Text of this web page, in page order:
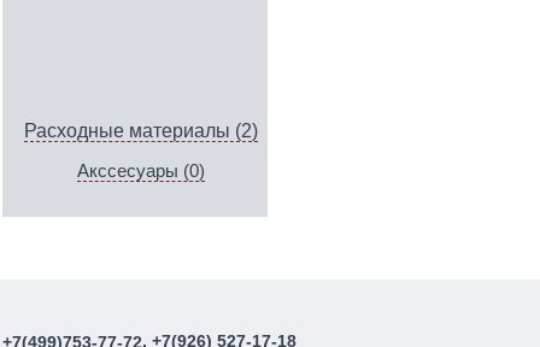
Расходные материалы (2)
Акссесуары (0)
+7(499)753-77-72, +7(926) 527-17-18